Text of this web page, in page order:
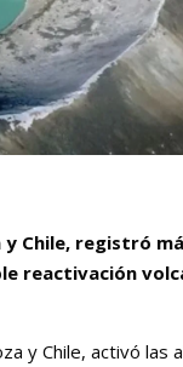
Chile, registró
reactivación
y Chile, activó las